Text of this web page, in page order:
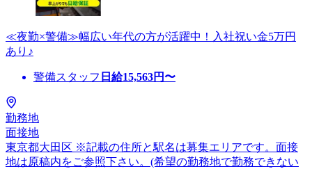
≪夜勤×警備≫幅広い年代の方が活躍中！入社祝い金5万円
あり♪
警備スタッフ 日給15,563円〜
勤務地
面接地
東京都大田区 ※記載の住所と駅名は募集エリアです。面接
地は原稿内をご参照下さい。(希望の勤務地で勤務できない